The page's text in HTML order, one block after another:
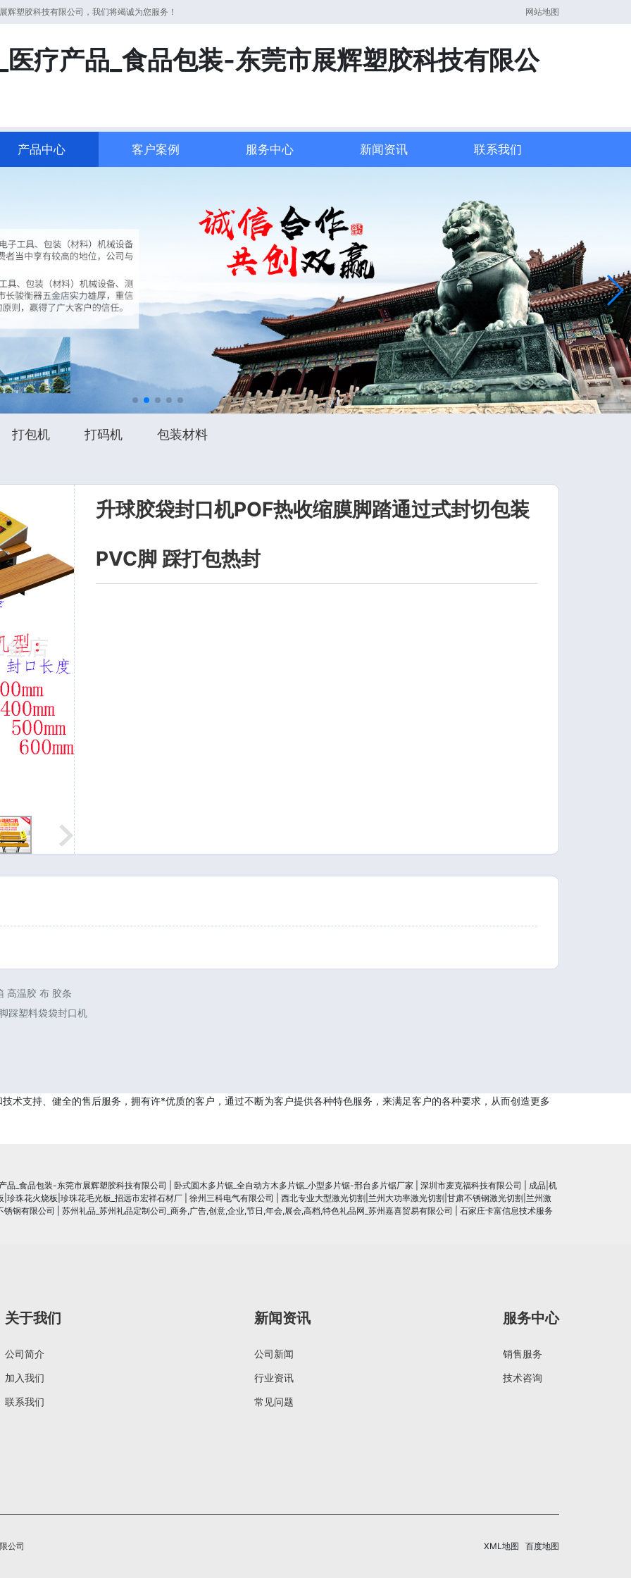
辉塑胶科技有限公司，我们将竭诚为您服务！ 网站地图
疗产品_食品包装-东莞市展辉塑胶科技有限公
产品中心 客户案例 服务中心 新闻资讯 联系我们
打包机 打码机 包装材料
升球胶袋封口机POF热收缩膜脚踏通过式封切包装
PVC脚 踩打包热封
高温胶 布 胶条
踩塑料袋袋封口机
术支持、健全的售后服务，拥有许*优质的客户，通过不断为客户提供各种特色服务，来满足客户的各种要求，从而创造更多
品_食品包装-东莞市展辉塑胶科技有限公司 卧式圆木多片锯_全自动方木多片锯_小型多片锯-邢台多片锯厂家 深圳市麦克福科技有限公司
成品|机
珠花火烧板|珍珠花毛光板_招远市宏祥石材厂
徐州三科电气有限公司
西北专业大型激光切割|兰州大功率激光切割|甘肃不锈钢激光切割|兰州激
钢有限公司
苏州礼品_苏州礼品定制公司_商务,广告,创意,企业,节日,年会,展会,高档,特色礼品网_苏州嘉喜贸易有限公司 石家庄卡富信息技术服务
关于我们
公司简介
加入我们
联系我们
新闻资讯
公司新闻
行业资讯
常见问题
服务中心
销售服务
技术咨询
公司 XML地图 百度地图